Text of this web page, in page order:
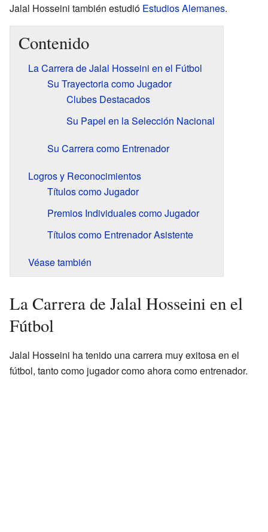
Jalal Hosseini también estudió Estudios Alemanes.
Contenido
La Carrera de Jalal Hosseini en el Fútbol
Su Trayectoria como Jugador
Clubes Destacados
Su Papel en la Selección Nacional
Su Carrera como Entrenador
Logros y Reconocimientos
Títulos como Jugador
Premios Individuales como Jugador
Títulos como Entrenador Asistente
Véase también
La Carrera de Jalal Hosseini en el
Fútbol
Jalal Hosseini ha tenido una carrera muy exitosa en el
fútbol, tanto como jugador como ahora como entrenador.